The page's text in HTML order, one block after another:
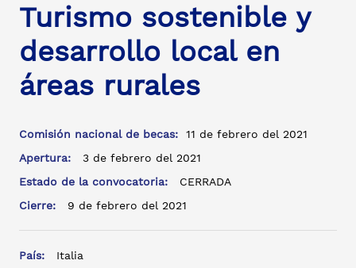
Turismo sostenible y
desarrollo local en
áreas rurales
Comisión nacional de becas: 11 de febrero del 2021
Apertura:
3 de febrero del 2021
Estado de la convocatoria:
CERRADA
Cierre:
9 de febrero del 2021
País:
Italia